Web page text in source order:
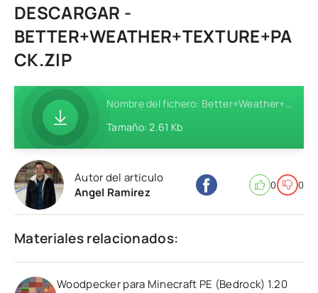
DESCARGAR -
BETTER+WEATHER+TEXTURE+PA
CK.ZIP
Nombre del fichero: Better+Weather+Texture+Pack.zip
Tamaño: 2.61 Kb
Autor del artículo
Angel Ramirez
0 0
Materiales relacionados:
Woodpecker para Minecraft PE (Bedrock) 1.20